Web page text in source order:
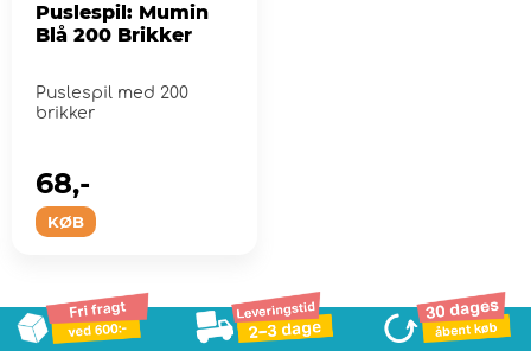
Puslespil: Mumin
Blå 200 Brikker
Puslespil med 200
brikker
KØB
68,-